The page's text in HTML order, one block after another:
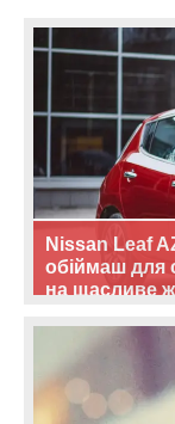
Nissan Leaf
обіймаш для
на щасливе